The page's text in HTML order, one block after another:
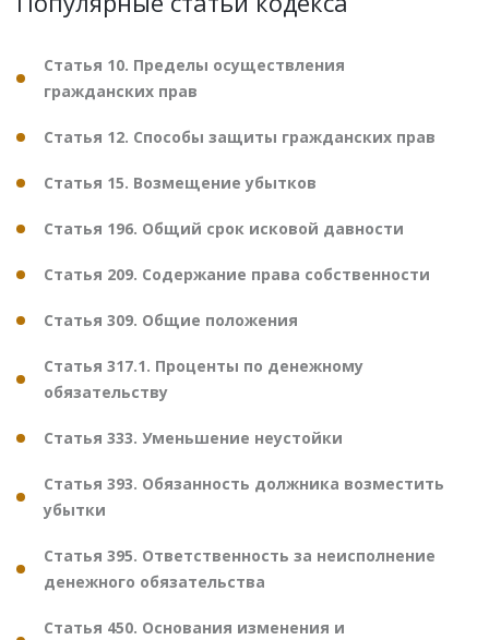
Статья 10. Пределы осуществления
гражданских прав
Статья 12. Способы защиты гражданских прав
Статья 15. Возмещение убытков
Статья 196. Общий срок исковой давности
Статья 209. Содержание права собственности
Статья 309. Общие положения
Статья 317.1. Проценты по денежному
обязательству
Статья 333. Уменьшение неустойки
Статья 393. Обязанность должника возместить
убытки
Статья 395. Ответственность за неисполнение
денежного обязательства
Статья 450. Основания изменения и